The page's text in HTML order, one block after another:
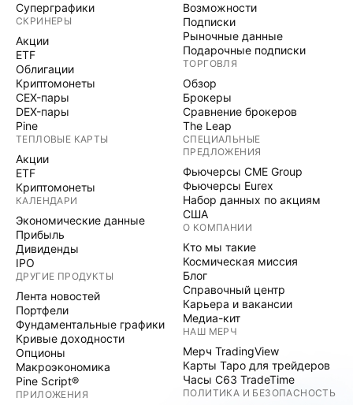
Суперграфики
СКРИНЕРЫ
Акции
ETF
Облигации
Криптомонеты
CEX-пары
DEX-пары
Pine
ТЕПЛОВЫЕ КАРТЫ
Акции
ETF
Криптомонеты
КАЛЕНДАРИ
Экономические данные
Прибыль
Дивиденды
IPO
ДРУГИЕ ПРОДУКТЫ
Лента новостей
Портфели
Фундаментальные графики
Кривые доходности
Опционы
Макроэкономика
Pine Script®
ПРИЛОЖЕНИЯ
Возможности
Подписки
Рыночные данные
Подарочные подписки
ТОРГОВЛЯ
Обзор
Брокеры
Сравнение брокеров
The Leap
СПЕЦИАЛЬНЫЕ
ПРЕДЛОЖЕНИЯ
Фьючерсы CME Group
Фьючерсы Eurex
Набор данных по акциям
США
О КОМПАНИИ
Кто мы такие
Космическая миссия
Блог
Справочный центр
Карьера и вакансии
Медиа-кит
НАШ МЕРЧ
Мерч TradingView
Карты Таро для трейдеров
Часы C63 TradeTime
ПОЛИТИКА И БЕЗОПАСНОСТЬ